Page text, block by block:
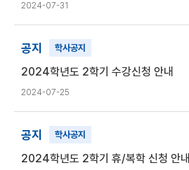
2024-07-31
공지 학사공지
2024학년도 2학기 수강신청 안내
2024-07-25
공지 학사공지
2024학년도 2학기 휴/복학 신청 안내